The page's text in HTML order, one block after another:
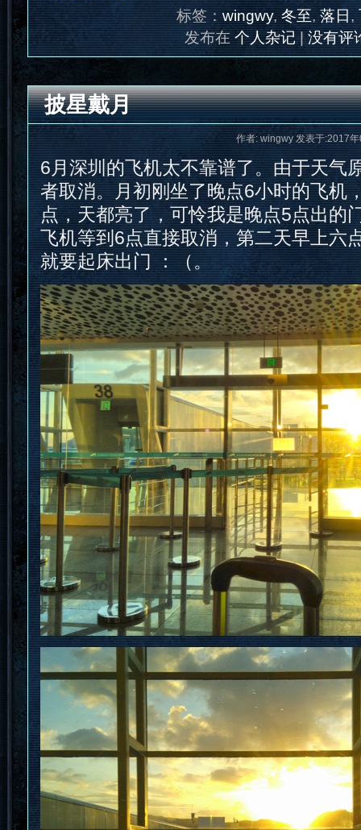
标签：wingwy, 冬至, 落日,
发布在 个人杂记|没有评
披星戴月
作者: wingwy 发表于:2017
6月深圳的飞机太不靠谱了。由于天气
者取消。月初刚坐了晚点6小时的飞机
点，天都亮了，可怜我是晚点5点出的
飞机等到6点直接取消，第二天早上六
就要起床出门 ：（。